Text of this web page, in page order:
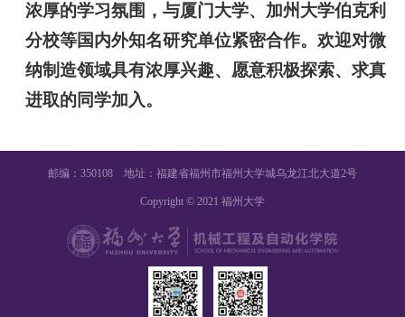
浓厚的学习氛围， 与厦门大学、加州大学伯克利
分校等国内外知名研究单位紧密合作。 欢迎对微
纳制造领域具有浓厚兴趣、愿意积极探索、求真
进取的同学加入。
邮编：350108 地址：福建省福州市福州大学城乌龙江北大道2号
Copyright © 2021 福州大学